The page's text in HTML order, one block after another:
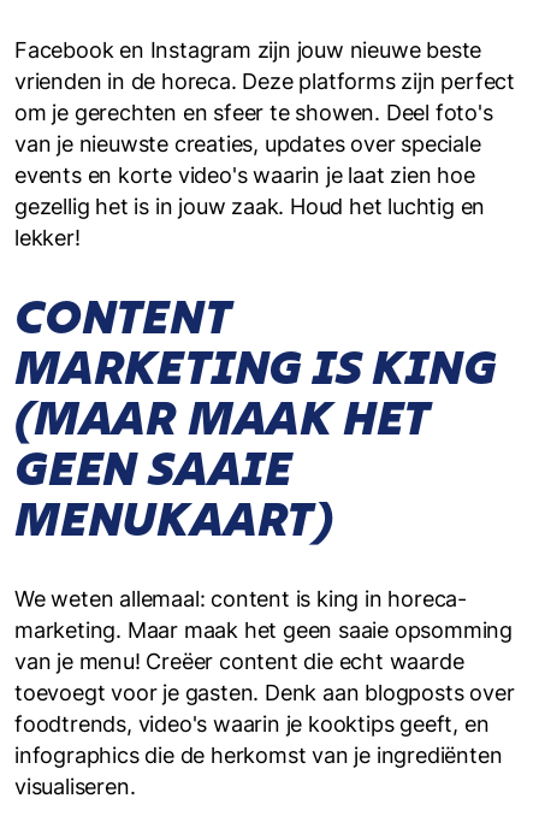
Facebook en Instagram zijn jouw nieuwe beste
vrienden in de horeca. Deze platforms zijn perfect
om je gerechten en sfeer te showen. Deel foto's
van je nieuwste creaties, updates over speciale
events en korte video's waarin je laat zien hoe
gezellig het is in jouw zaak. Houd het luchtig en
lekker!
CONTENT
MARKETING IS KING
(MAAR MAAK HET
GEEN SAAIE
MENUKAART)
We weten allemaal: content is king in horeca-
marketing. Maar maak het geen saaie opsomming
van je menu! Creëer content die echt waarde
toevoegt voor je gasten. Denk aan blogposts over
foodtrends, video's waarin je kooktips geeft, en
infographics die de herkomst van je ingrediënten
visualiseren.